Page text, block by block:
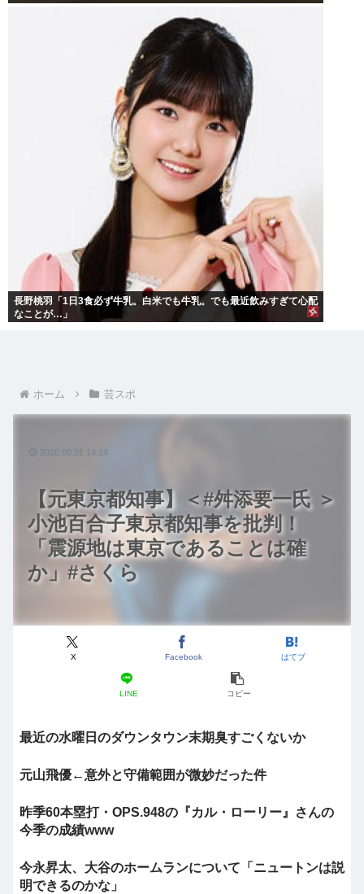
長野桃羽「1日3食必ず牛乳。白米でも牛乳。でも最近飲みすぎて心配
なことが…」
ホーム 芸スポ
【元東京都知事】＜#舛添要一氏 ＞
小池百合子東京都知事を批判！
「震源地は東京であることは確
か」#さくら
X Facebook はてブ
LINE コピー
2020.08.01 14:14
最近の水曜日のダウンタウン末期臭すごくないか
元山飛優←意外と守備範囲が微妙だった件
昨季60本塁打・OPS.948の『カル・ローリー』さんの
今季の成績www
今永昇太、大谷のホームランについて「ニュートンは説
明できるのかな」